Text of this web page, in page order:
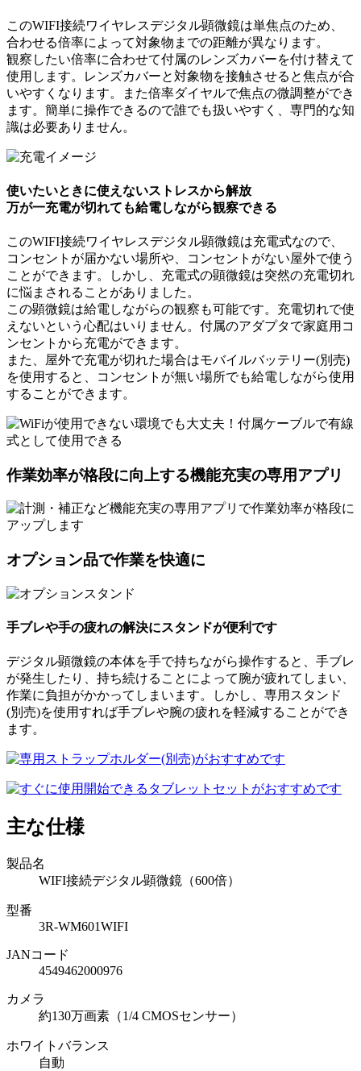
このWIFI接続ワイヤレスデジタル顕微鏡は単焦点のため、
合わせる倍率によって対象物までの距離が異なります。
観察したい倍率に合わせて付属のレンズカバーを付け替えて
使用します。レンズカバーと対象物を接触させると焦点が合
いやすくなります。また倍率ダイヤルで焦点の微調整ができ
ます。簡単に操作できるので誰でも扱いやすく、専門的な知
識は必要ありません。
使いたいときに使えないストレスから解放
万が一充電が切れても給電しながら観察できる
このWIFI接続ワイヤレスデジタル顕微鏡は充電式なので、
コンセントが届かない場所や、コンセントがない屋外で使う
ことができます。しかし、充電式の顕微鏡は突然の充電切れ
に悩まされることがありました。
この顕微鏡は給電しながらの観察も可能です。充電切れで使
えないという心配はいりません。付属のアダプタで家庭用コ
ンセントから充電ができます。
また、屋外で充電が切れた場合はモバイルバッテリー(別売)
を使用すると、コンセントが無い場所でも給電しながら使用
することができます。
作業効率が格段に向上する機能充実の専用アプリ
オプション品で作業を快適に
手ブレや手の疲れの解決にスタンドが便利です
デジタル顕微鏡の本体を手で持ちながら操作すると、手ブレ
が発生したり、持ち続けることによって腕が疲れてしまい、
作業に負担がかかってしまいます。しかし、専用スタンド
(別売)を使用すれば手ブレや腕の疲れを軽減することができ
ます。
主な仕様
製品名
WIFI接続デジタル顕微鏡（600倍）
型番
3R-WM601WIFI
JANコード
4549462000976
カメラ
約130万画素（1/4 CMOSセンサー）
ホワイトバランス
自動